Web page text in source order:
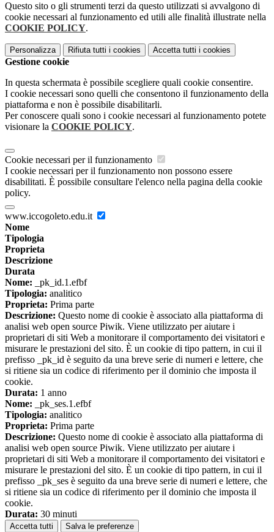
Questo sito o gli strumenti terzi da questo utilizzati si avvalgono di
cookie necessari al funzionamento ed utili alle finalità illustrate nella
COOKIE POLICY.
Personalizza Rifiuta tutti i cookies Accetta tutti i cookies
Gestione cookie
In questa schermata è possibile scegliere quali cookie consentire.
I cookie necessari sono quelli che consentono il funzionamento della
piattaforma e non è possibile disabilitarli.
Per conoscere quali sono i cookie necessari al funzionamento potete
visionare la COOKIE POLICY.
Cookie necessari per il funzionamento
I cookie necessari per il funzionamento non possono essere
disabilitati. È possibile consultare l'elenco nella pagina della cookie
policy.
www.iccogoleto.edu.it
Nome
Tipologia
Proprieta
Descrizione
Durata
Nome: _pk_id.1.efbf
Tipologia: analitico
Proprieta: Prima parte
Descrizione: Questo nome di cookie è associato alla piattaforma di
analisi web open source Piwik. Viene utilizzato per aiutare i
proprietari di siti Web a monitorare il comportamento dei visitatori e
misurare le prestazioni del sito. È un cookie di tipo pattern, in cui il
prefisso _pk_id è seguito da una breve serie di numeri e lettere, che
si ritiene sia un codice di riferimento per il dominio che imposta il
cookie.
Durata: 1 anno
Nome: _pk_ses.1.efbf
Tipologia: analitico
Proprieta: Prima parte
Descrizione: Questo nome di cookie è associato alla piattaforma di
analisi web open source Piwik. Viene utilizzato per aiutare i
proprietari di siti Web a monitorare il comportamento dei visitatori e
misurare le prestazioni del sito. È un cookie di tipo pattern, in cui il
prefisso _pk_ses è seguito da una breve serie di numeri e lettere, che
si ritiene sia un codice di riferimento per il dominio che imposta il
cookie.
Durata: 30 minuti
Accetta tutti Salva le preferenze